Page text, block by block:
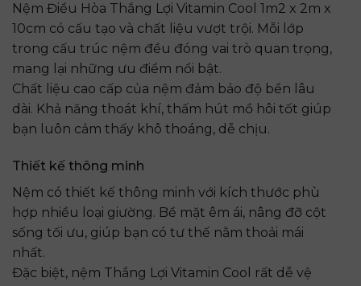
Nệm Điều Hòa Thắng Lợi Vitamin Cool 1m2 x 2m x
10cm có cấu tạo và chất liệu vượt trội. Mỗi lớp
trong cấu trúc nệm đều đóng vai trò quan trọng,
mang lại những ưu điểm nổi bật.
Chất liệu cao cấp của nệm đảm bảo độ bền lâu
dài. Khả năng thoát khí, thấm hút mồ hôi tốt giúp
bạn luôn cảm thấy khô thoáng, dễ chịu.
Thiết kế thông minh
Nệm có thiết kế thông minh với kích thước phù
hợp nhiều loại giường. Bề mặt êm ái, nâng đỡ cột
sống tối ưu, giúp bạn có tư thế nằm thoải mái
nhất.
Đặc biệt, nệm Thắng Lợi Vitamin Cool rất dễ vệ